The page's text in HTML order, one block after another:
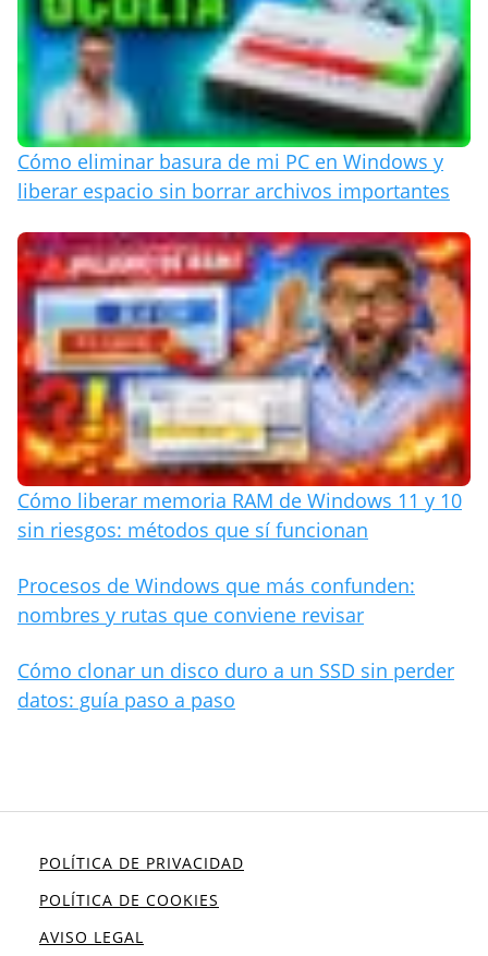
Cómo eliminar basura de mi PC en Windows y
liberar espacio sin borrar archivos importantes
Cómo liberar memoria RAM de Windows 11 y 10
sin riesgos: métodos que sí funcionan
Procesos de Windows que más confunden:
nombres y rutas que conviene revisar
Cómo clonar un disco duro a un SSD sin perder
datos: guía paso a paso
POLÍTICA DE PRIVACIDAD
POLÍTICA DE COOKIES
AVISO LEGAL